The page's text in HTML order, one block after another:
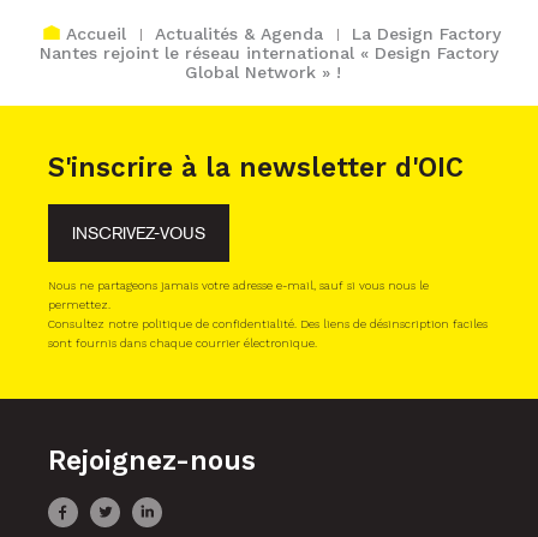
Accueil Actualités & Agenda
La Design Factory
Nantes rejoint le réseau international « Design Factory
Global Network » !
S'inscrire à la newsletter d'OIC
INSCRIVEZ-VOUS
Nous ne partageons jamais votre adresse e-mail, sauf si vous nous le
permettez.
Consultez notre politique de confidentialité. Des liens de désinscription faciles
sont fournis dans chaque courrier électronique.
Rejoignez-nous